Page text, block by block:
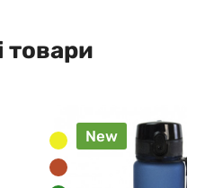
товари
New